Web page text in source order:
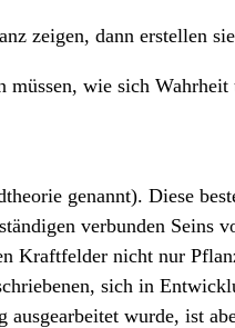
zeigen, dann erstellen
wie sich
genannt). Diese
verbunden Seins
Kraftfelder nicht nur
sich in
wurde, ist